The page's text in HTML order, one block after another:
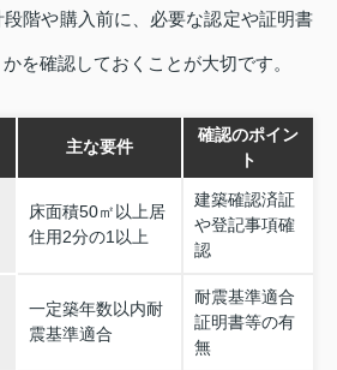
階や購入前に、必要な認定や証明書
を確認しておくことが大切です。
主な要件
確認のポイン
ト
床面積50㎡以上居
住用2分の1以上
建築確認済証
や登記事項確
認
一定築年数以内耐
震基準適合
耐震基準適合
証明書等の有
無